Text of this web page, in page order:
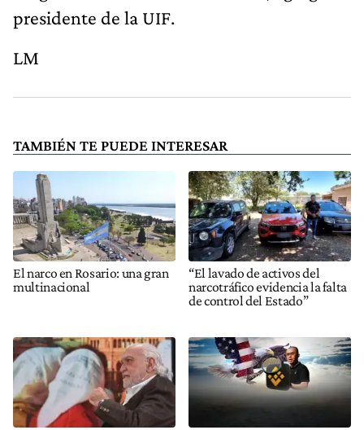
presidente de la UIF.
LM
TAMBIÉN TE PUEDE INTERESAR
El narco en Rosario: una gran
multinacional
“El lavado de activos del
narcotráfico evidencia la falta
de control del Estado”